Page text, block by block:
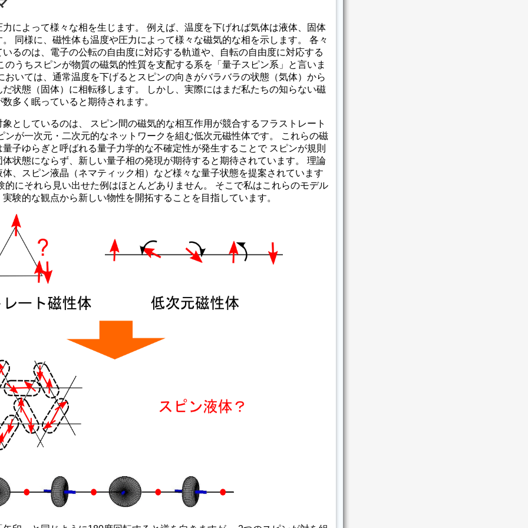
によって様々な相を生じます。 例えば、温度を下げれば気体は液体、固体
同様に、磁性体も温度や圧力によって様々な磁気的な相を示します。 各々
るのは、電子の公転の自由度に対応する軌道や、自転の自由度に対応する
のうちスピンが物質の磁気的性質を支配する系を「量子スピン系」と言いま
おいては、通常温度を下げるとスピンの向きがバラバラの状態（気体）から
状態（固体）に相転移します。 しかし、実際にはまだ私たちの知らない磁
多く眠っていると期待されます。
としているのは、 スピン間の磁気的な相互作用が競合するフラストレート
ンが一次元・二次元的なネットワークを組む低次元磁性体です。 これらの磁
子ゆらぎと呼ばれる量子力学的な不確定性が発生することで スピンが規則
状態にならず、新しい量子相の発現が期待すると期待されています。 理論
、スピン液晶（ネマティック相）など様々な量子状態を提案されています
的にそれら見い出せた例はほとんどありません。 そこで私はこれらのモデル
験的な観点から新しい物性を開拓することを目指しています。